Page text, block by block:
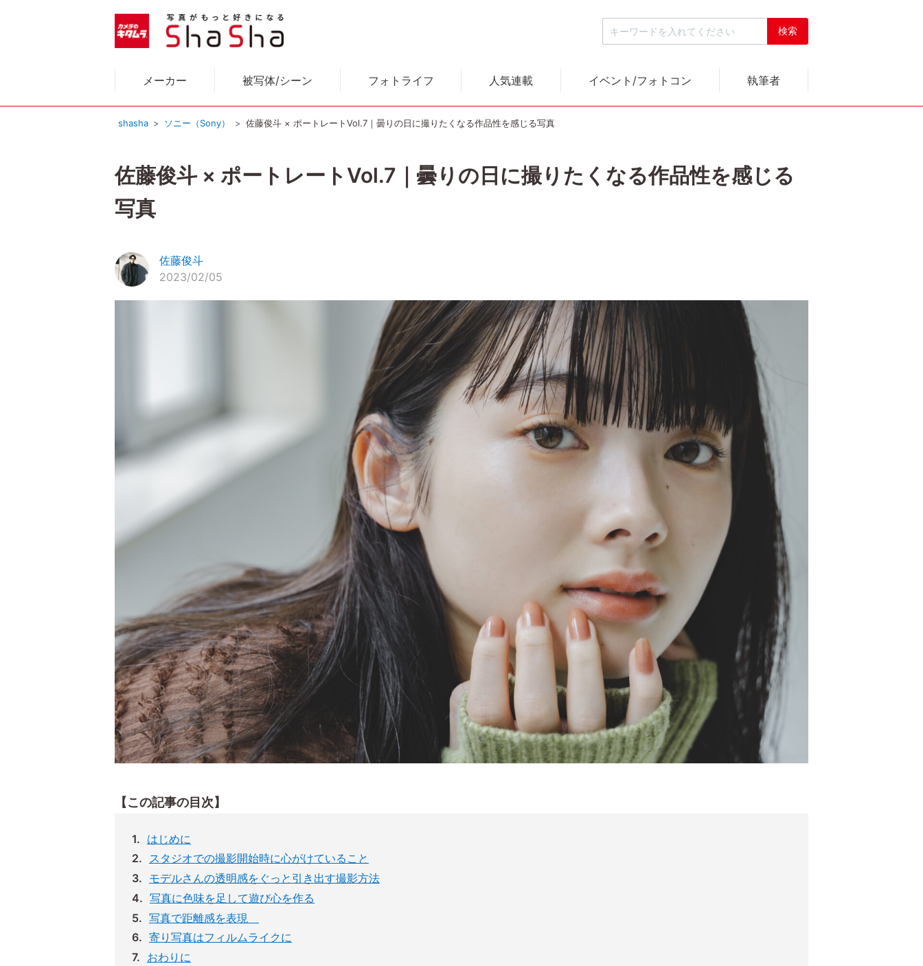
メーカー 被写体/シーン フォトライフ 人気連載 イベント/フォトコン 執筆者
shasha ソニー（Sony） 佐藤俊斗 × ポートレートVol.7｜曇りの日に撮りたくなる作品性を感じる写真
佐藤俊斗 × ポートレートVol.7｜曇りの日に撮りたくなる作品性を感じる
写真
佐藤俊斗
2023/02/05
【この記事の目次】
はじめに
スタジオでの撮影開始時に心がけていること
モデルさんの透明感をぐっと引き出す撮影方法
写真に色味を足して遊び心を作る
写真で距離感を表現
寄り写真はフィルムライクに
おわりに